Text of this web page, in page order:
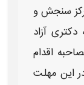
سنجش و
آزاد
اقدام
این مهلت